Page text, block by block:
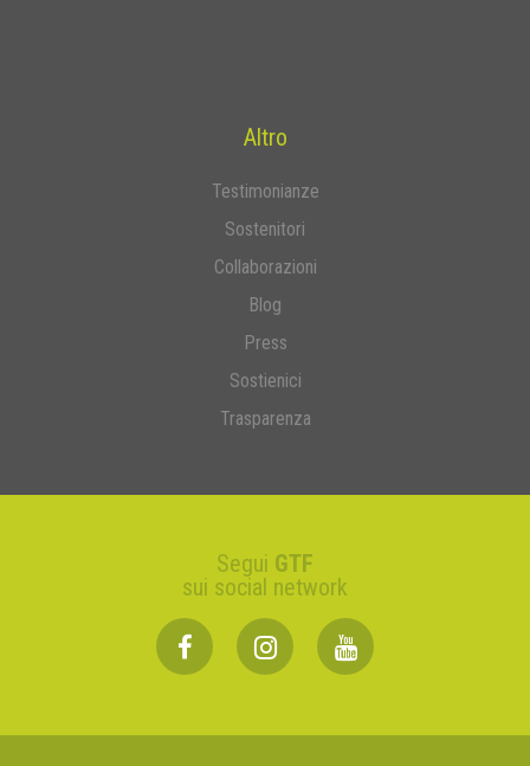
Altro
Testimonianze
Sostenitori
Collaborazioni
Blog
Press
Sostienici
Trasparenza
Segui GTF
sui social network